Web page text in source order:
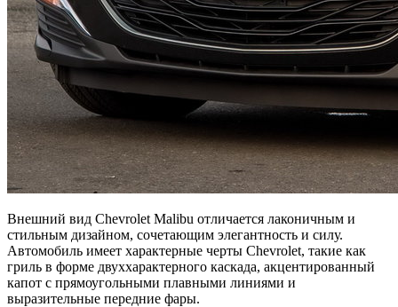
Внешний вид Chevrolet Malibu отличается лаконичным и
стильным дизайном, сочетающим элегантность и силу.
Автомобиль имеет характерные черты Chevrolet, такие как
гриль в форме двуххарактерного каскада, акцентированный
капот с прямоугольными плавными линиями и
выразительные передние фары.